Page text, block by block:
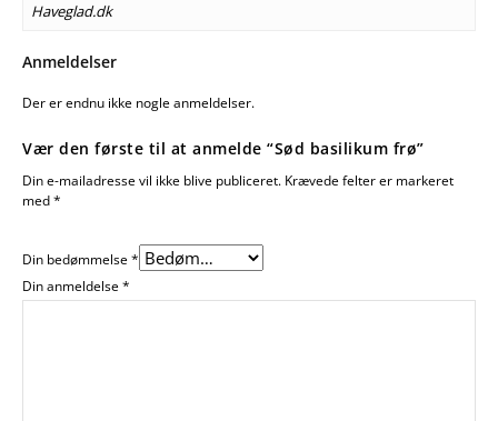
Haveglad.dk
Anmeldelser
Der er endnu ikke nogle anmeldelser.
Vær den første til at anmelde “Sød basilikum frø”
Din e-mailadresse vil ikke blive publiceret. Krævede felter er markeret
med*
Din bedømmelse*
Din anmeldelse*